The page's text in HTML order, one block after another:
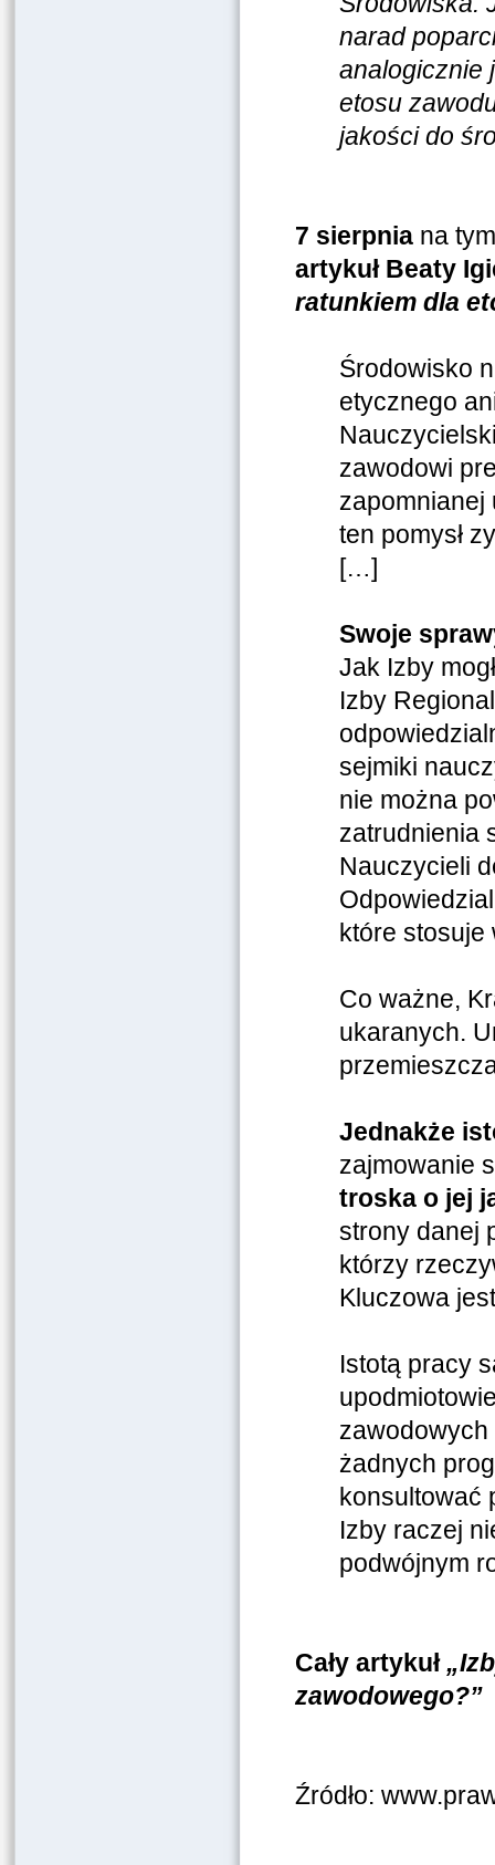
narad
analogicznie
etosu
jakości do
7 sierpniana
artykuł Beaty
ratunkiem dla
Środowisko
etycznego
zawodowi
zapomnianej
ten pomysł
[…]
Swoje
Jak Izby
Izby
sejmiki
nie można
zatrudnienia
Nauczycieli
które
Co ważne,
ukaranych.
Jednakże
zajmowanie
troska o jej
strony danej
którzy
Kluczowa
Istotą pracy
żadnych
konsultować
Izby raczej
podwójnym
Cały artykuł „
Źródło: